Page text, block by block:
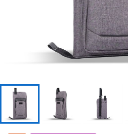
アンプ
DJ機器